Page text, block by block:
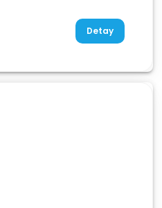
Detay